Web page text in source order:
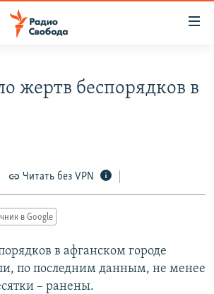
жертв беспорядков в
Читать без VPN
в Google
в афганском городе
по последним данным, не менее
– ранены.